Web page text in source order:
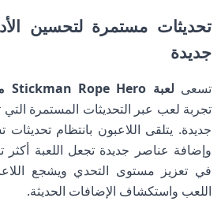
تحديثات مستمرة لتحسين
جديدة
تسعى لعبة Stickman Rope Hero مهكرة
تجربة لعب عبر التحديثات المستمرة
جديدة. يتلقى اللاعبون بانتظام
وإضافة عناصر جديدة تجعل اللعبة أكثر
في تعزيز مستوى التحدي ويشجع
اللعب واستكشاف الإضافات الحديثة.